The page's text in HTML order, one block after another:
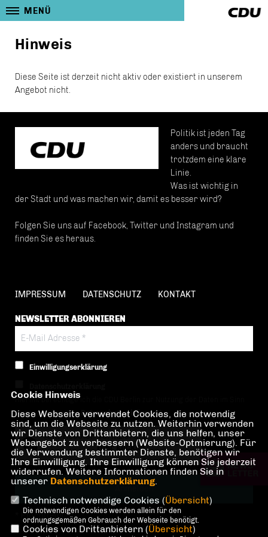
MENÜ
Hinweis
Diese Seite ist derzeit nicht aktiv oder existiert in unserem
Angebot nicht.
Politik ist jeden Tag
anders und braucht
trotzdem eine klare
Linie.
Was ist wichtig in
der Stadt und was machen wir, damit es besser wird?
Folgen Sie uns auf Facebook, Twitter und Instagram und
finden Sie es heraus.
IMPRESSUM DATENSCHUTZ KONTAKT
NEWSLETTER ABONNIEREN
Einwilligungserklärung
Hiermit berechtige ich die CDU Berlin zur Nutzung der Daten im Sinn
der nachfolgenden Datenschutzerklärung.*
Anti-Roboter-Verifizierung
Hier klicken
Friendly Captcha ⇗
* Pflichtfeld!
Cookie Hinweis
Diese Webseite verwendet Cookies, die notwendig
sind, um die Webseite zu nutzen. Weiterhin verwenden
wir Dienste von Drittanbietern, die uns helfen, unser
Webangebot zu verbessern (Website-Optmierung). Für
die Verwendung bestimmter Dienste, benötigen wir
Ihre Einwilligung. Ihre Einwilligung können Sie jederzeit
widerrufen. Weitere Informationen finden Sie in
unserer Datenschutzerklärung.
Technisch notwendige Cookies (Übersicht)
Die notwendigen Cookies werden allein für den
ordnungsgemäßen Gebrauch der Webseite benötigt.
Cookies von Drittanbietern (Übersicht)